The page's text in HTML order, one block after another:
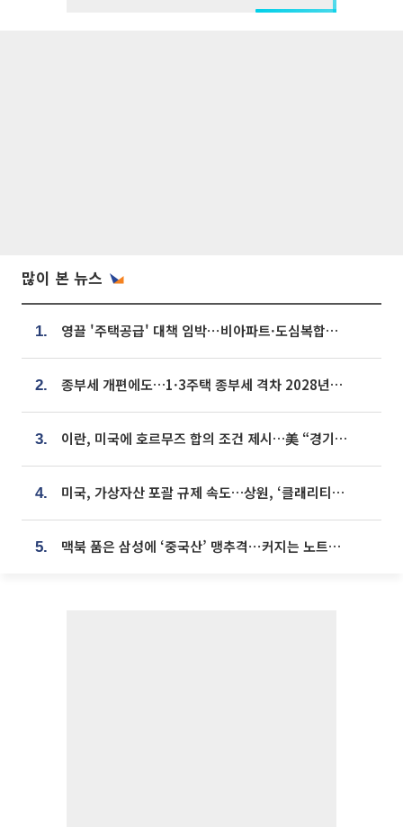
많이 본 뉴스
1. 영끌 '주택공급' 대책 임박⋯비아파트·도심복합까지 총동원
2. 종부세 개편에도…1·3주택 종부세 격차 2028년부터 확대
3. 이란, 미국에 호르무즈 합의 조건 제시…美 “경기 아직 안 끝나” [종합]
4. 미국, 가상자산 포괄 규제 속도…상원, ‘클래리티법’ 9월 절차투표 추진
5. 맥북 품은 삼성에 ‘중국산’ 맹추격⋯커지는 노트북 OLED 시장